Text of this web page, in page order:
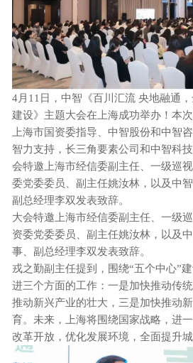
4月11日，中智《百川汇流 央地融通
建设》主题大会在上海成功举办！本
上海市国资委指导、中智股份和中智
智力支持，长三角要素公司和中智科
会特邀上海市经信委副主任、一级巡
委党委委员、副主任姚汝林，以及中
副总经理李双发表致辞。
大会特邀上海市经信委副主任、一级
资委党委委员、副主任姚汝林，以及
事、副总经理李双发表致辞。
戎之勤副主任提到，围绕“五个中心”
进三个方面的工作：一是加快推动传
推动新兴产业的壮大，三是加快推动
育。未来，上海将围绕国家战略，进
改革开放，优化发展环境，全面提升